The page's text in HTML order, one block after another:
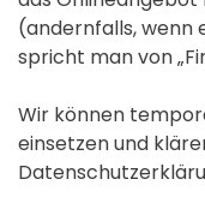
(andernfalls, wenn
spricht man von
Wir können
einsetzen und